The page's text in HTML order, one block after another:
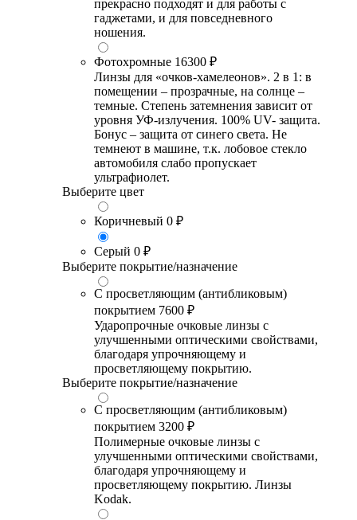
прекрасно подходят и для работы с
гаджетами, и для повседневного
ношения.
Фотохромные 16300 ₽
Линзы для «очков-хамелеонов». 2 в 1: в
помещении – прозрачные, на солнце –
темные. Степень затемнения зависит от
уровня УФ-излучения. 100% UV- защита.
Бонус – защита от синего света. Не
темнеют в машине, т.к. лобовое стекло
автомобиля слабо пропускает
ультрафиолет.
Выберите цвет
Коричневый 0 ₽
Серый 0 ₽
Выберите покрытие/назначение
С просветляющим (антибликовым)
покрытием 7600 ₽
Ударопрочные очковые линзы с
улучшенными оптическими свойствами,
благодаря упрочняющему и
просветляющему покрытию.
Выберите покрытие/назначение
С просветляющим (антибликовым)
покрытием 3200 ₽
Полимерные очковые линзы с
улучшенными оптическими свойствами,
благодаря упрочняющему и
просветляющему покрытию. Линзы
Kodak.